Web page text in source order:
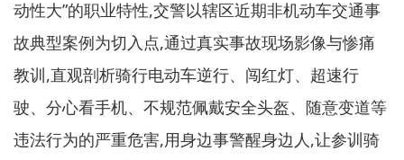
动性大”的职业特性,交警以辖区近期非机动车交通事
故典型案例为切入点,通过真实事故现场影像与惨痛
教训,直观剖析骑行电动车逆行、闯红灯、超速行
驶、分心看手机、不规范佩戴安全头盔、随意变道等
违法行为的严重危害,用身边事警醒身边人,让参训骑